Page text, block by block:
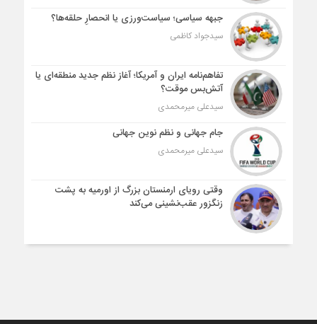
جبهه سیاسی؛ سیاست‌ورزی یا انحصارِ حلقه‌ها؟
سیدجواد کاظمی
تفاهم‌نامه ایران و آمریکا؛ آغاز نظم جدید منطقه‌ای یا
آتش‌بس موقت؟
سیدعلی میرمحمدی
جام جهانی و نظم نوین جهانی
سیدعلی میرمحمدی
وقتی رویای ارمنستان بزرگ از اورمیه به پشت
زنگزور عقب‌نشینی می‌کند